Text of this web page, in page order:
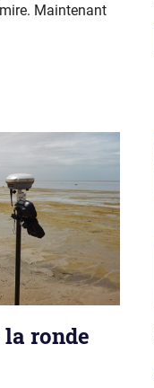
Maintenant
ronde